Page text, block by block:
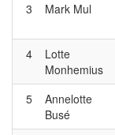
3 Mark Mul
4
Lotte
Monhemius
5
Annelotte
Busé